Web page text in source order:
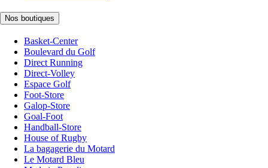
Nos boutiques
Basket-Center
Boulevard du Golf
Direct Running
Direct-Volley
Espace Golf
Foot-Store
Galop-Store
Goal-Foot
Handball-Store
House of Rugby
La bagagerie du Motard
Le Motard Bleu